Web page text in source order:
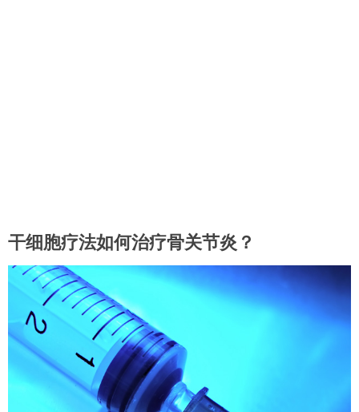
干细胞疗法如何治疗骨关节炎？